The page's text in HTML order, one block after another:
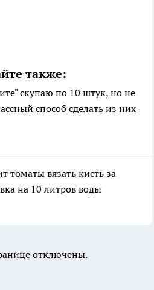
также:
скупаю по 10 штук, но не
способ сделать из них
томаты вязать кисть за
на 10 литров воды
отключены.